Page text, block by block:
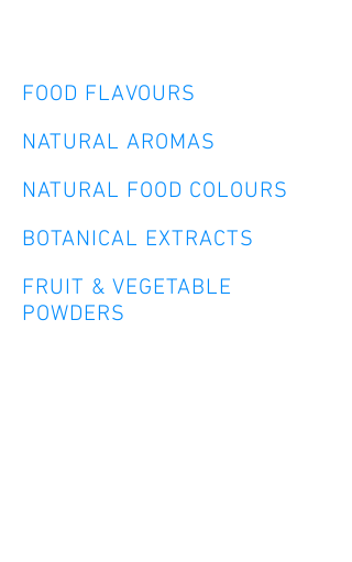
FOOD FLAVOURS
NATURAL AROMAS
NATURAL FOOD COLOURS
BOTANICAL EXTRACTS
FRUIT & VEGETABLE
POWDERS